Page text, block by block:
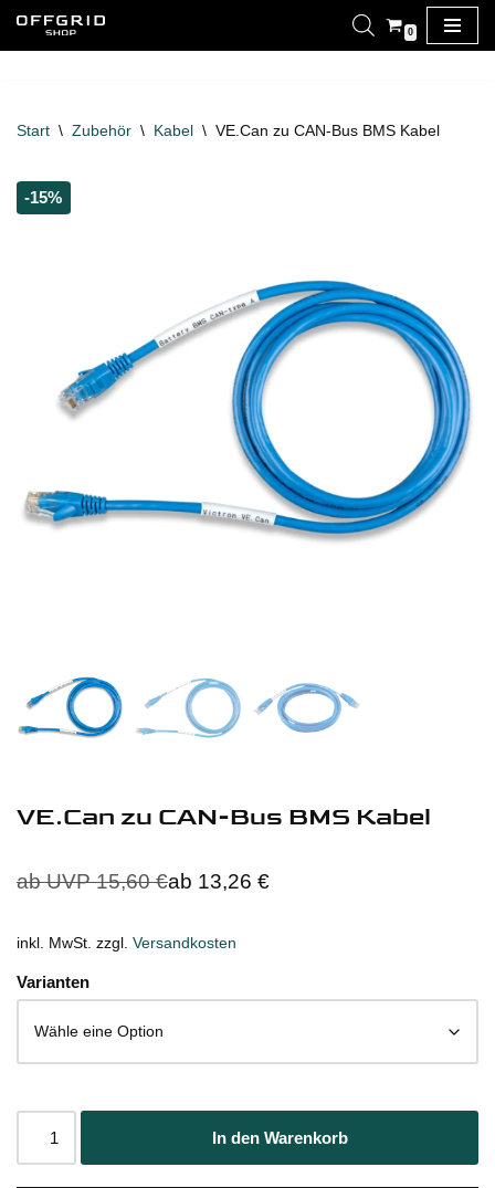
0
Start \ Zubehör \ Kabel \ VE.Can zu CAN-Bus BMS Kabel
-15%
VE.Can zu CAN-Bus BMS Kabel
ab UVP15,60€ab 13,26 €
inkl. MwSt. zzgl. Versandkosten
Varianten
In den Warenkorb